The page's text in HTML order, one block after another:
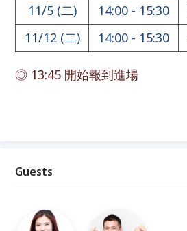
11/5 (二) 14:00 - 15:30
11/12 (二)
14:00 - 15:30
◎ 13:45 開始報到進場
Guests